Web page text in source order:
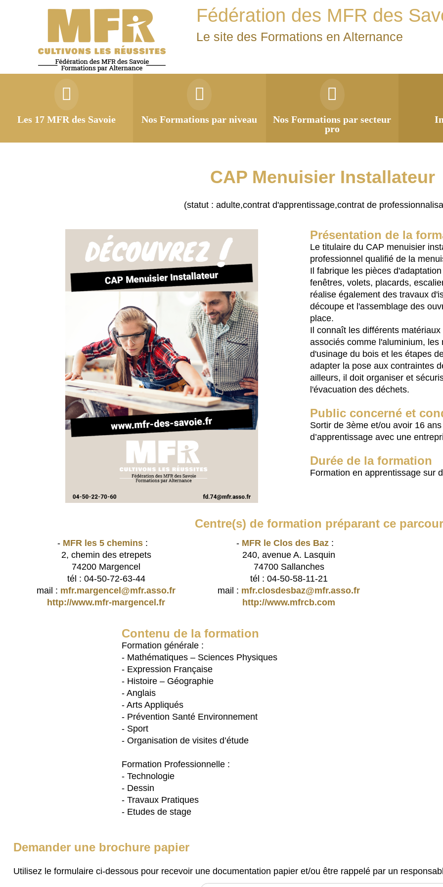
Fédération des MFR des
Le site des Formations en Alternance
Les 17 MFR des Savoie Nos Formations par niveau
Nos Formations par secteur
pro
CAP Menuisier Installateur
(statut : adulte,contrat d'apprentissage,contrat de
Présentation de la
Le titulaire du CAP menuisier
professionnel qualifié de la
Il fabrique les pièces
fenêtres, volets, placards,
réalise également des travaux
découpe et l'assemblage des
place.
Il connaît les différents
associés comme l'aluminium,
d'usinage du bois et les étapes
adapter la pose aux contraintes
ailleurs, il doit organiser et
l'évacuation des déchets.
Public concerné et
Sortir de 3ème et/ou avoir 16
d’apprentissage avec une
Durée de la formation
Formation en apprentissage sur
Centre(s) de formation préparant ce
- MFR les 5 chemins:
2, chemin des etrepets
74200 Margencel
tél : 04-50-72-63-44
mail : mfr.margencel@mfr.asso.fr
http://www.mfr-margencel.fr
- MFR le Clos des Baz :
240, avenue A. Lasquin
74700 Sallanches
tél : 04-50-58-11-21
mail : mfr.closdesbaz@mfr.asso.fr
http://www.mfrcb.com
Contenu de la formation
Formation générale :
- Mathématiques – Sciences Physiques
- Expression Française
- Histoire – Géographie
- Anglais
- Arts Appliqués
- Prévention Santé Environnement
- Sport
- Organisation de visites d’étude
Formation Professionnelle :
- Technologie
- Dessin
- Travaux Pratiques
- Etudes de stage
Demander une brochure papier
Utilisez le formulaire ci-dessous pour recevoir une documentation papier et/ou être rappelé par un